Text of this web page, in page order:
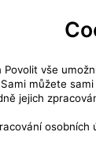
systémů
nápravných
datových požadavků
aktivit
datových aktivit
Povolit vše
můžete
jejich
osobních